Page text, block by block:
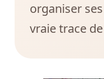
organiser
vraie trace